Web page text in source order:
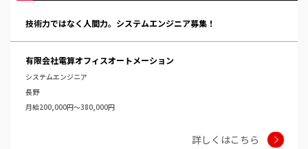
技術力ではなく人間力。システムエンジニア募集！
有限会社電算オフィスオートメーション
システムエンジニア
長野
月給200,000円～380,000円
詳しくはこちら